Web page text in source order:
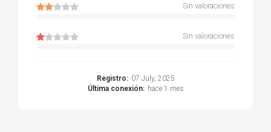
Sin valoraciones
Sin valoraciones
Registro: 07 July, 2025
Última conexión: hace 1 mes